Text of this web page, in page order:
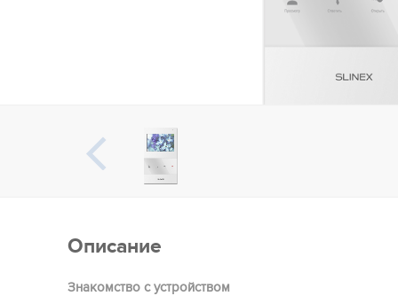
Описание
Знакомство с устройством